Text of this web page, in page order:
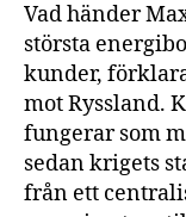
Vad händer
största
kunder,
mot Ryssland.
fungerar som
sedan krigets
från ett